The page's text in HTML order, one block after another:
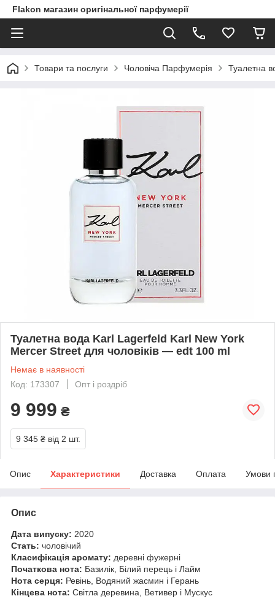
Flakon магазин оригінальної парфумерії
Товари та послуги Чоловіча Парфумерія Туалетна
Туалетна вода Karl Lagerfeld Karl New York
Mercer Street для чоловіків — edt 100 ml
Немає в наявності
Код: 173307
Опт і роздріб
9 999 ₴
9 345 ₴ від 2 шт.
Опис Характеристики Доставка Оплата Умови
Опис
Дата випуску: 2020
Стать: чоловічий
Класифікація аромату: деревні фужерні
Початкова нота: Базилік, Білий перець і Лайм
Нота серця: Ревінь, Водяний жасмин і Герань
Кінцева нота: Світла деревина, Ветивер і Мускус